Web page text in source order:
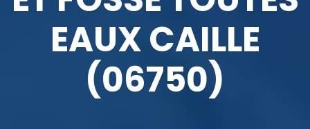
EAUX CAILLE
(06750)